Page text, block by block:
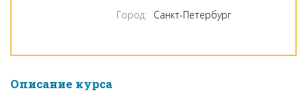
Город: Санкт-Петербург
Описание курса